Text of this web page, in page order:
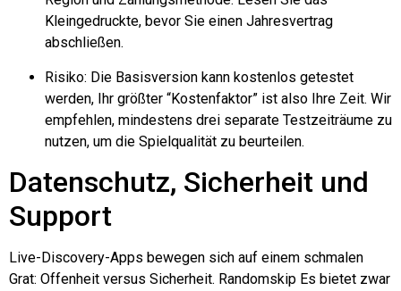
Kleingedruckte, bevor Sie einen Jahresvertrag
abschließen.
Risiko: Die Basisversion kann kostenlos getestet
werden, Ihr größter “Kostenfaktor” ist also Ihre Zeit. Wir
empfehlen, mindestens drei separate Testzeiträume zu
nutzen, um die Spielqualität zu beurteilen.
Datenschutz, Sicherheit und
Support
Live-Discovery-Apps bewegen sich auf einem schmalen
Grat: Offenheit versus Sicherheit. Randomskip Es bietet zwar